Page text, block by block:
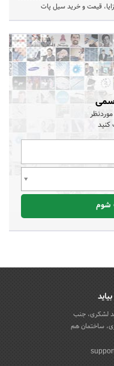
قیمت و خرید سیل پات
موردنظر
کنید
شوم
لشکری، جنب
ساختمان هم